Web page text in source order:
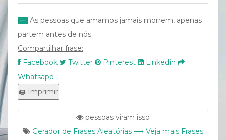
As pessoas que amamos jamais morrem, apenas
partem antes de nós.
Compartilhar frase:
Facebook
Twitter Pinterest
Linkedin
Whatsapp
pessoas viram isso
Gerador de Frases Aleatórias ⟶ Veja mais Frases